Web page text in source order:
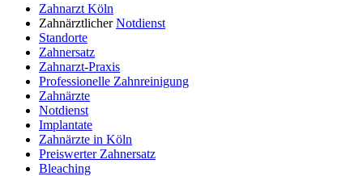
Zahnarzt Köln
ZahnärztlicherNotdienst
Standorte
Zahnersatz
Zahnarzt-Praxis
Professionelle Zahnreinigung
Zahnärzte
Notdienst
Implantate
Zahnärzte in Köln
Preiswerter Zahnersatz
Bleaching